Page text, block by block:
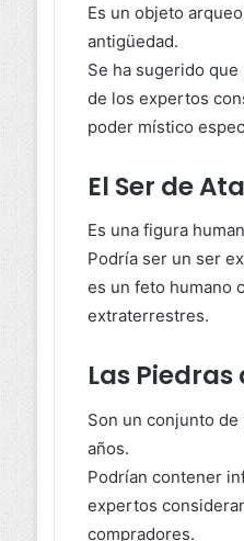
Es un objeto
antigüedad.
Se ha sugerido
de los expertos
poder místico
El Ser de
Es una figura
Podría ser un ser
es un feto humano
extraterrestres.
Las Piedras
Son un conjunto
años.
Podrían contener
expertos
compradores.